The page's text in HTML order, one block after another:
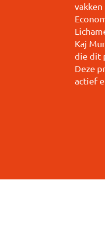
vakken
Kaj
die dit
Deze
actief